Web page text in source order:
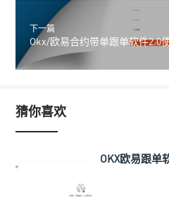
下一篇
Okx/欧易合约带单跟单软件2.0
猜你喜欢
OKX欧易跟单